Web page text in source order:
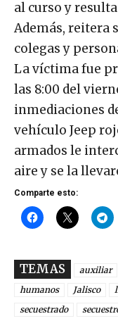
al curso y
Además, reitera
colegas y
La víctima fue
las 8:00 del
inmediaciones
vehículo Jeep
armados le
aire y se la
Comparte esto:
TEMAS auxiliar
humanos
Jalisco
secuestrado